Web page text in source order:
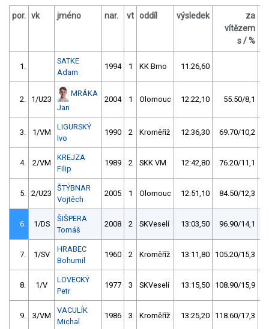
por. vk jméno nar. vt oddíl výsledek
za
vítězem
s / %
1.
SATKE
Adam
1994 1 KK Brno 11:26,60
2. 1/U23
MRÁKA
Jan
2004 1 Olomouc 12:22,10 55.50/8,1
3. 1/VM
LIGURSKÝ
Ivo
1990 2 Kroměříž 12:36,30 69.70/10,2
4. 2/VM
KREJZA
Filip
1989 2 SKK VM 12:42,80 76.20/11,1
5. 2/U23
ŠTÝBNAR
Vojtěch
2005 1 Olomouc 12:51,10 84.50/12,3
6. 1/DS
ŠIŠPERA
Tomáš
2008 2 SKVeselí 13:03,50 96.90/14,1
7. 1/SV
HRABEC
Bohumil
1960 2 Kroměříž 13:11,80 105.20/15,3
8. 1/V
LOVECKÝ
Petr
1977 3 SKVeselí 13:15,50 108.90/15,9
9. 3/VM
VACULÍK
Michal
1986 3 Kroměříž 13:25,20 118.60/17,3